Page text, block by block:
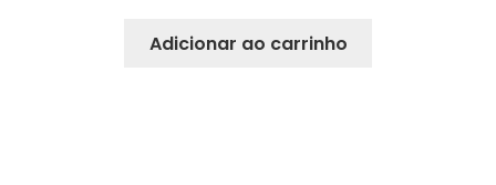
Adicionar ao carrinho